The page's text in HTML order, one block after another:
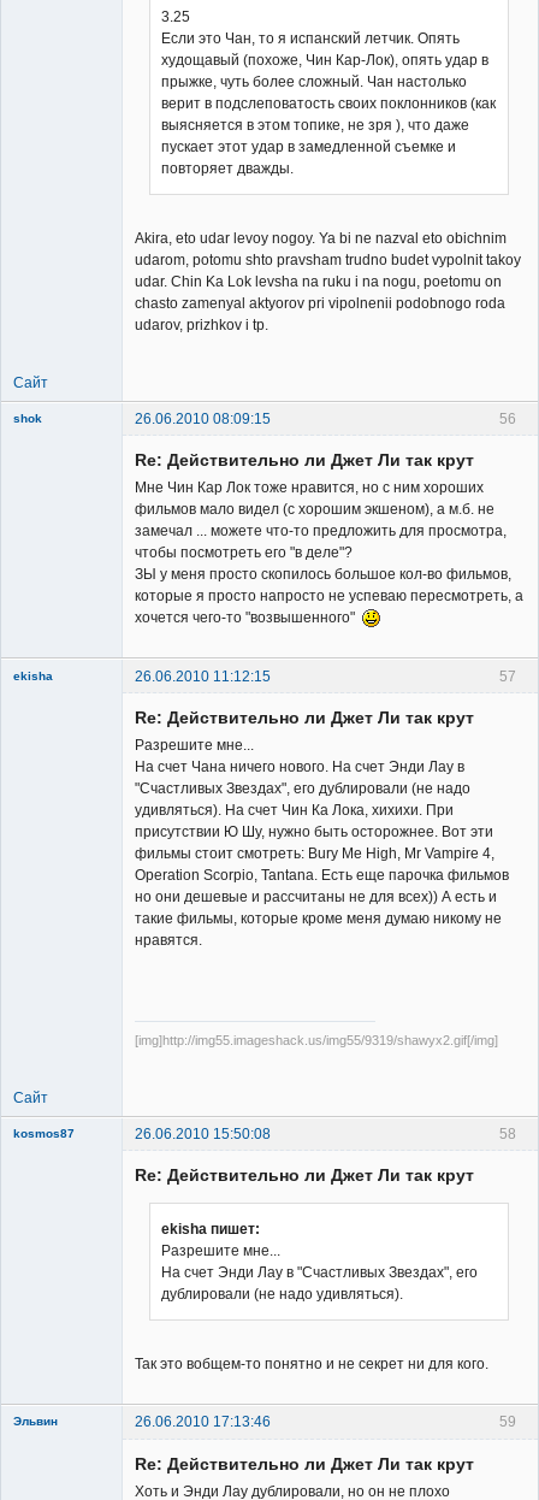
3.25
Если это Чан, то я испанский летчик. Опять
худощавый (похоже, Чин Кар-Лок), опять удар в
прыжке, чуть более сложный. Чан настолько
верит в подслеповатость своих поклонников (как
выясняется в этом топике, не зря ), что даже
пускает этот удар в замедленной съемке и
повторяет дважды.
Akira, eto udar levoy nogoy. Ya bi ne nazval eto obichnim
udarom, potomu shto pravsham trudno budet vypolnit takoy
udar. Chin Ka Lok levsha na ruku i na nogu, poetomu on
chasto zamenyal aktyorov pri vipolnenii podobnogo roda
udarov, prizhkov i tp.
Сайт
56
shok
26.06.2010 08:09:15
Re: Действительно ли Джет Ли так крут
Мне Чин Кар Лок тоже нравится, но с ним хороших
фильмов мало видел (с хорошим экшеном), а м.б. не
замечал ... можете что-то предложить для просмотра,
чтобы посмотреть его "в деле"?
ЗЫ у меня просто скопилось большое кол-во фильмов,
которые я просто напросто не успеваю пересмотреть, а
хочется чего-то "возвышенного"
57
ekisha 26.06.2010 11:12:15
Re: Действительно ли Джет Ли так крут
Разрешите мне...
На счет Чана ничего нового. На счет Энди Лау в
"Счастливых Звездах", его дублировали (не надо
удивляться). На счет Чин Ка Лока, хихихи. При
присутствии Ю Шу, нужно быть осторожнее. Вот эти
фильмы стоит смотреть: Bury Me High, Mr Vampire 4,
Operation Scorpio, Tantana. Есть еще парочка фильмов
но они дешевые и рассчитаны не для всех)) А есть и
такие фильмы, которые кроме меня думаю никому не
нравятся.
[img]http://img55.imageshack.us/img55/9319/shawyx2.gif[/img]
Сайт
58
kosmos87 26.06.2010 15:50:08
Re: Действительно ли Джет Ли так крут
ekisha пишет:
Разрешите мне...
На счет Энди Лау в "Счастливых Звездах", его
дублировали (не надо удивляться).
Так это вобщем-то понятно и не секрет ни для кого.
59
Эльвин 26.06.2010 17:13:46
Re: Действительно ли Джет Ли так крут
Хоть и Энди Лау дублировали, но он не плохо